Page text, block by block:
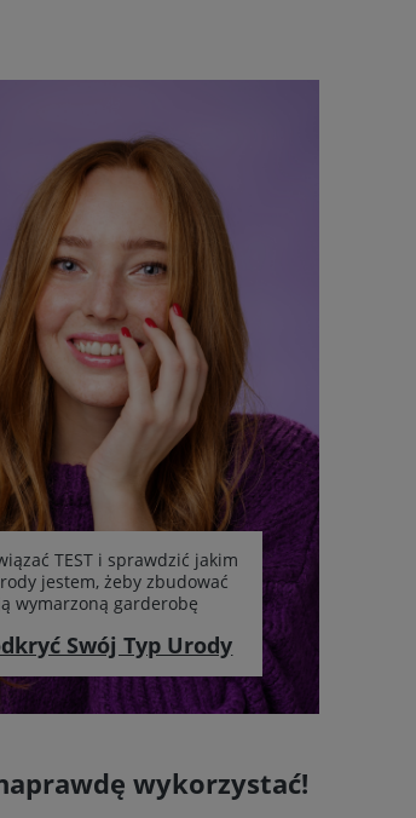
TEST i sprawdzić jakim
jestem, żeby zbudować
wymarzoną garderobę
Swój Typ Urody
wykorzystać!